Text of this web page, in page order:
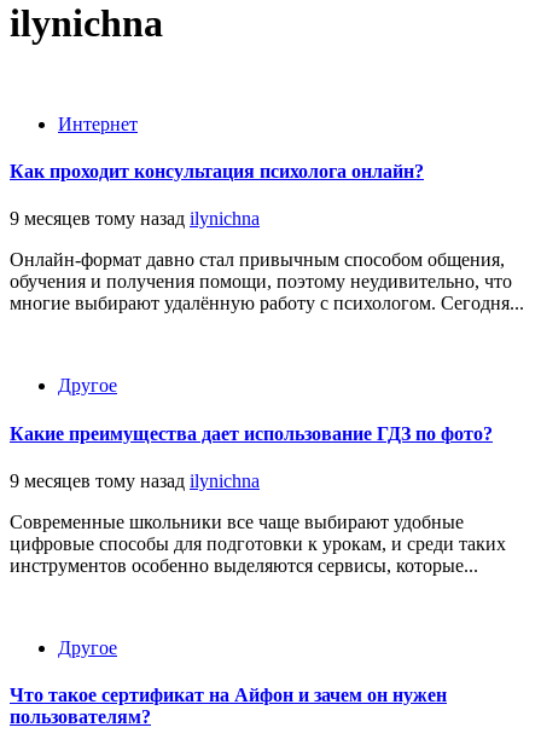
ilynichna
Интернет
Как проходит консультация психолога онлайн?
9 месяцев тому назад ilynichna
Онлайн-формат давно стал привычным способом общения,
обучения и получения помощи, поэтому неудивительно, что
многие выбирают удалённую работу с психологом. Сегодня...
Другое
Какие преимущества дает использование ГДЗ по фото?
9 месяцев тому назад ilynichna
Современные школьники все чаще выбирают удобные
цифровые способы для подготовки к урокам, и среди таких
инструментов особенно выделяются сервисы, которые...
Другое
Что такое сертификат на Айфон и зачем он нужен
пользователям?